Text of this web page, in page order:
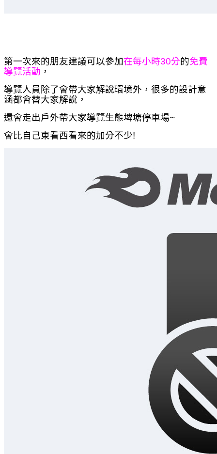
第一次來的朋友建議可以參加在每小時30分的免費
導覽活動 ，
導覽人員除了會帶大家解說環境外，很多的設計意
涵都會替大家解說，
還會走出戶外帶大家導覽生態埤塘停車場~
會比自己東看西看來的加分不少!